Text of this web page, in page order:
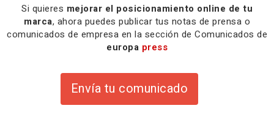
Si quieres mejorar el posicionamiento online de tu
marca, ahora puedes publicar tus notas de prensa o
comunicados de empresa en la sección de Comunicados de
europa press
Envía tu comunicado